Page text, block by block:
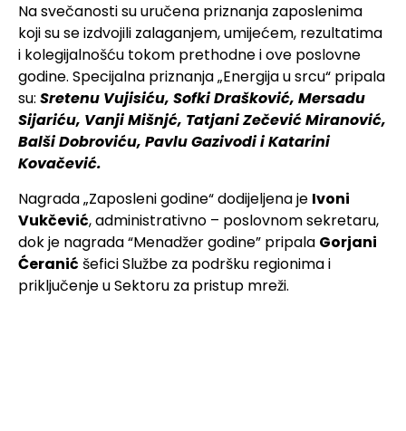
Na svečanosti su uručena priznanja zaposlenima
koji su se izdvojili zalaganjem, umijećem, rezultatima
i kolegijalnošću tokom prethodne i ove poslovne
godine. Specijalna priznanja „Energija u srcu“ pripala
su: Sretenu Vujisiću, Sofki Drašković, Mersadu
Sijariću, Vanji Mišnjć, Tatjani Zečević Miranović,
Balši Dobroviću, Pavlu Gazivodi i Katarini
Kovačević.
Nagrada „Zaposleni godine“ dodijeljena je Ivoni
Vukčević, administrativno – poslovnom sekretaru,
dok je nagrada “Menadžer godine” pripala Gorjani
Ćeranić šefici Službe za podršku regionima i
priključenje u Sektoru za pristup mreži.